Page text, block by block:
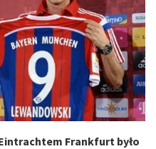
Frankfurt było